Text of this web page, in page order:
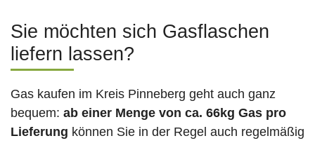
Sie möchten sich Gasflaschen
liefern lassen?
Gas kaufen im Kreis Pinneberg geht auch ganz
bequem: ab einer Menge von ca. 66kg Gas pro
Lieferung können Sie in der Regel auch regelmäßig